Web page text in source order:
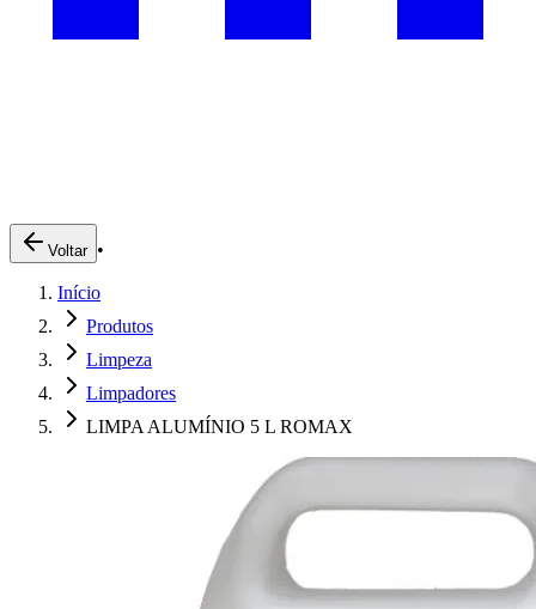
Pedidos Online
Trabalhe Conosco
Voltar •
Início
Produtos
Limpeza
Limpadores
LIMPA ALUMÍNIO 5 L ROMAX